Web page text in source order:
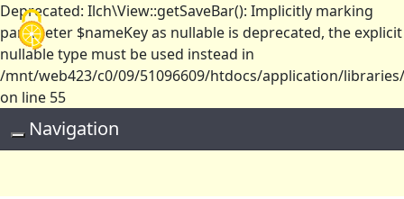
Deprecated: Ilch\View::getSaveBar(): Implicitly marking
parameter $nameKey as nullable is deprecated, the explicit
nullable type must be used instead in
/mnt/web423/c0/09/51096609/htdocs/application/
on line 55
Toggle navigation
Navigation
Cookie-Einstellungen